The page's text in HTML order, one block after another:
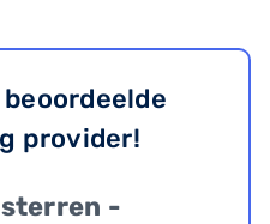
provider!
-